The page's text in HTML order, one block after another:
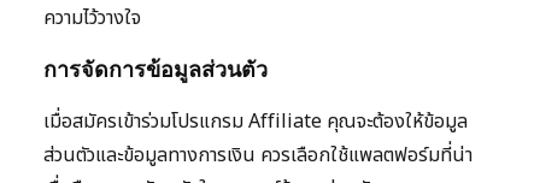
ความไว้วางใจ
การจัดการข้อมูลส่วนตัว
เมื่อสมัครเข้าร่วมโปรแกรม Affiliate คุณจะต้องให้ข้อมูล
ส่วนตัวและข้อมูลทางการเงิน ควรเลือกใช้แพลตฟอร์มที่น่า